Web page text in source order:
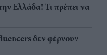
Ελλάδα! Τι πρέπει να
δεν φέρνουν